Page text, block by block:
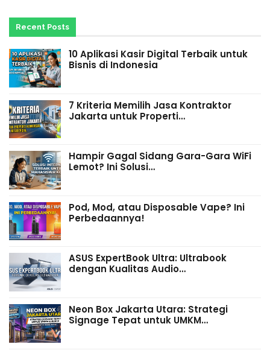
Recent Posts
10 Aplikasi Kasir Digital Terbaik untuk
Bisnis di Indonesia
7 Kriteria Memilih Jasa Kontraktor
Jakarta untuk Properti…
Hampir Gagal Sidang Gara-Gara WiFi
Lemot? Ini Solusi…
Pod, Mod, atau Disposable Vape? Ini
Perbedaannya!
ASUS ExpertBook Ultra: Ultrabook
dengan Kualitas Audio…
Neon Box Jakarta Utara: Strategi
Signage Tepat untuk UMKM…